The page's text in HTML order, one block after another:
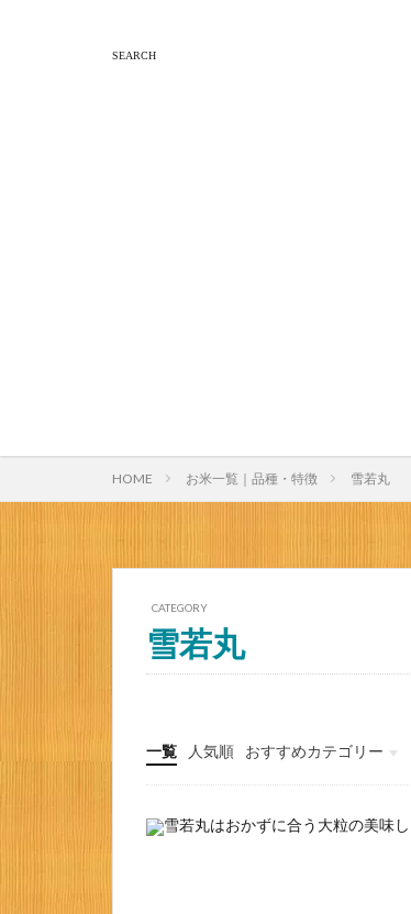
HOME お米一覧｜品種・特徴 雪若丸
CATEGORY
雪若丸
一覧 人気順
おすすめカテゴリー
お米一覧｜品種・特徴
内祝いギフト体重米
お米の美味しい炊き方